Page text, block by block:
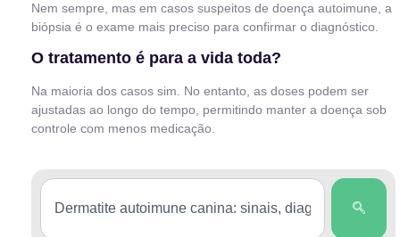
Nem sempre, mas em casos suspeitos de doença autoimune, a
biópsia é o exame mais preciso para confirmar o diagnóstico.
O tratamento é para a vida toda?
Na maioria dos casos sim. No entanto, as doses podem ser
ajustadas ao longo do tempo, permitindo manter a doença sob
controle com menos medicação.